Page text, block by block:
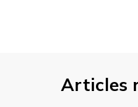
Articles